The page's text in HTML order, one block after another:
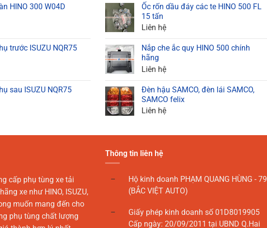
HINO 300 W04D
trước ISUZU NQR75
sau ISUZU NQR75
Ốc rốn dầu đáy các te HINO 500 FL
15 tấn
Liên hệ
Nắp che ắc quy HINO 500 chính
hãng
Liên hệ
Đèn hậu SAMCO, đèn lái SAMCO,
SAMCO felix
Liên hệ
cấp phụ tùng xe tải
xe như HINO, ISUZU,
muốn mang đến cho
phụ tùng chất lượng
Thông tin liên hệ
Hộ kinh doanh PHẠM QUANG HÙNG - 79
(BẮC VIỆT AUTO)
Giấy phép kinh doanh số 01D8019905
Cấp ngày: 20/09/2011 tại UBND Q.Hai